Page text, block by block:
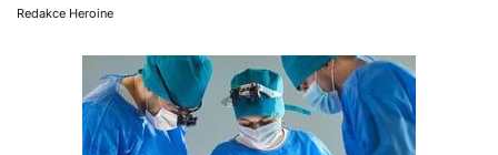
Redakce Heroine